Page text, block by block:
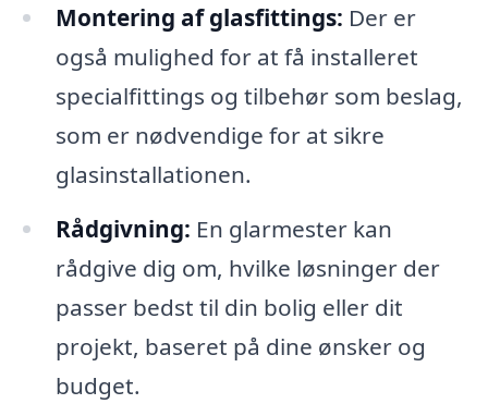
Montering af glasfittings: Der er
også mulighed for at få installeret
specialfittings og tilbehør som beslag,
som er nødvendige for at sikre
glasinstallationen.
Rådgivning: En glarmester kan
rådgive dig om, hvilke løsninger der
passer bedst til din bolig eller dit
projekt, baseret på dine ønsker og
budget.